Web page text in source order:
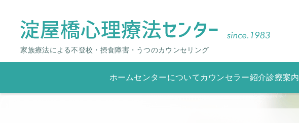
家族療法による不登校・摂食障害・うつのカウンセリング
ホームセンターについて カウンセラー紹介診療案内